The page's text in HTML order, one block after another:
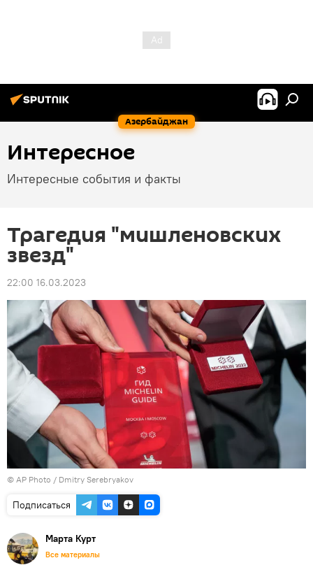
Азербайджан
Интересное
Интересные события и факты
Трагедия "мишленовских
звезд"
22:00 16.03.2023
© AP Photo / Dmitry Serebryakov
Подписаться
Марта Курт
Все материалы